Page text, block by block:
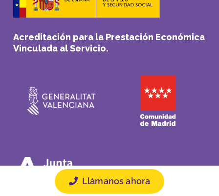
Acreditación para la Prestación Económica
Vinculada al Servicio.
Cuidados a domicilio
Llámanos ahora